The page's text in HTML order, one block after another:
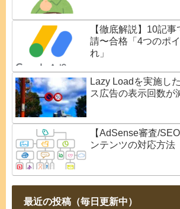
【徹底解説】10記
請〜合格「4つのポ
れ」
Lazy Loadを実施し
ス広告の表示回数が
【AdSense審査/
ンテンツの対応方法
最近の投稿（毎日更新中）